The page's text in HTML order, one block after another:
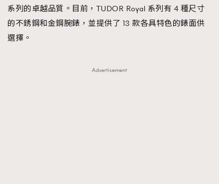
系列的卓越品質。目前，TUDOR Royal 系列有 4 種尺寸
的不銹鋼和金鋼腕錶，並提供了 13 款各具特色的錶面供
選擇。
Advertisement